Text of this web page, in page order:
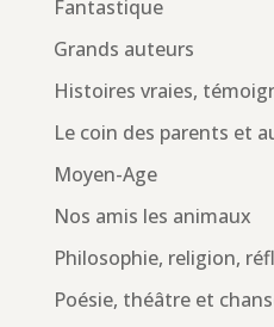
Fantastique
Grands auteurs
Histoires vraies,
Le coin des parents et
Moyen-Age
Nos amis les animaux
Philosophie, religion,
Poésie, théâtre et